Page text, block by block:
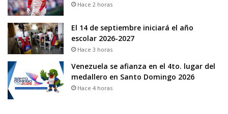
Hace 2 horas
El 14 de septiembre iniciará el año
escolar 2026-2027
Hace 3 horas
Venezuela se afianza en el 4to. lugar del
medallero en Santo Domingo 2026
Hace 4 horas